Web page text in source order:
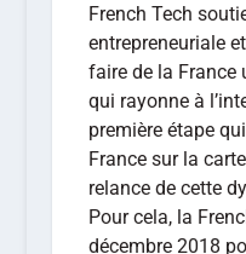
French Tech
entrepreneuriale
faire de la France
qui rayonne à
première étape
France sur la
relance de cette
Pour cela, la
décembre 2018